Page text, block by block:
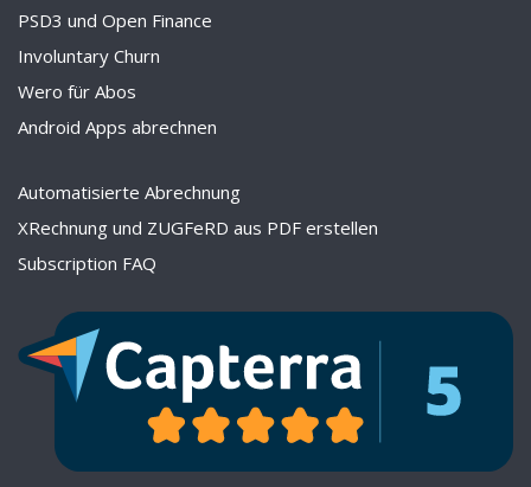
PSD3 und Open Finance
Involuntary Churn
Wero für Abos
Android Apps abrechnen
Automatisierte Abrechnung
XRechnung und ZUGFeRD aus PDF erstellen
Subscription FAQ